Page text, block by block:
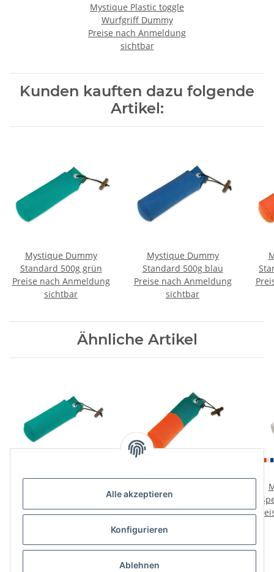
Alle akzeptieren
Konfigurieren
Ablehnen
Mystique Plastic toggle
Wurfgriff Dummy
Preise nach Anmeldung
sichtbar
Kunden kauften dazu folgende
Artikel:
Mystique Dummy
Standard 500g grün
Preise nach Anmeldung
sichtbar
Mystique Dummy
Standard 500g blau
Preise nach Anmeldung
sichtbar
Ähnliche Artikel
Preise nach Anmeldung
Marking
Preise nach Anmeldung